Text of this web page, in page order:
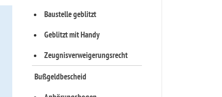
Baustelle geblitzt
Geblitzt mit Handy
Zeugnisverweigerungsrecht
Bußgeldbescheid